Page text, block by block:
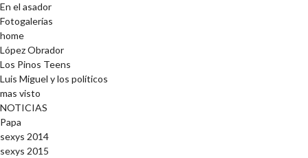
En el asador
Fotogalerías
home
López Obrador
Los Pinos Teens
Luis Miguel y los políticos
mas visto
NOTICIAS
Papa
sexys 2014
sexys 2015